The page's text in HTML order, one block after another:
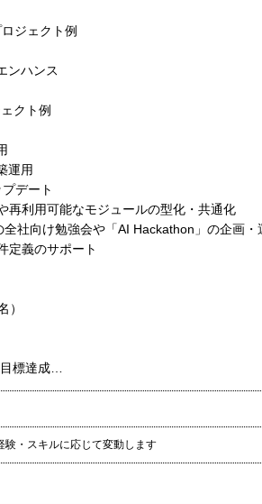
ジェクト例
ンハンス
クト例
運用
デート
再利用可能なモジュールの型化・共通化
全社向け勉強会や「AI Hackathon」の企画・
定義のサポート
）
目標達成…
・スキルに応じて変動します